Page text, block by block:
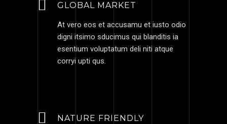
GLOBAL MARKET
At vero eos et accusamu et iusto odio
digni itsimo sducimus qui blanditis ia
esentium voluptatum deli niti atque
corryi upti qus.
NATURE FRIENDLY